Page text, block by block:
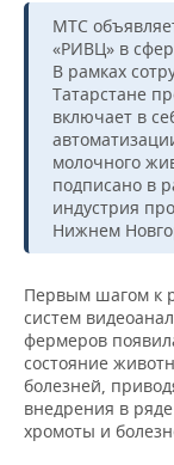
ВОЛЕЙБОЛ
КИБЕРСПОРТ
ФИГУРНОЕ
ВОДНЫЕ
ИСТОРИЯ
КУЛЬТУРА
МЕДИЦИНА
ОБРАЗОВАНИЕ
СПИСОК
СПИСОК
ПОЛНАЯ
МТС
«РИВЦ» в
В рамках
Татарстане
включает в
молочного
подписано в
индустрия
Нижнем
Первым шагом к
систем
фермеров
состояние
болезней,
внедрения в
хромоты и